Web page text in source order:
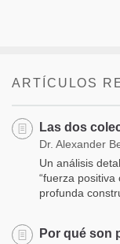
ARTÍCULOS
Las dos
Dr. Alexander
Un análisis
“fuerza positiva
profunda
Por qué son